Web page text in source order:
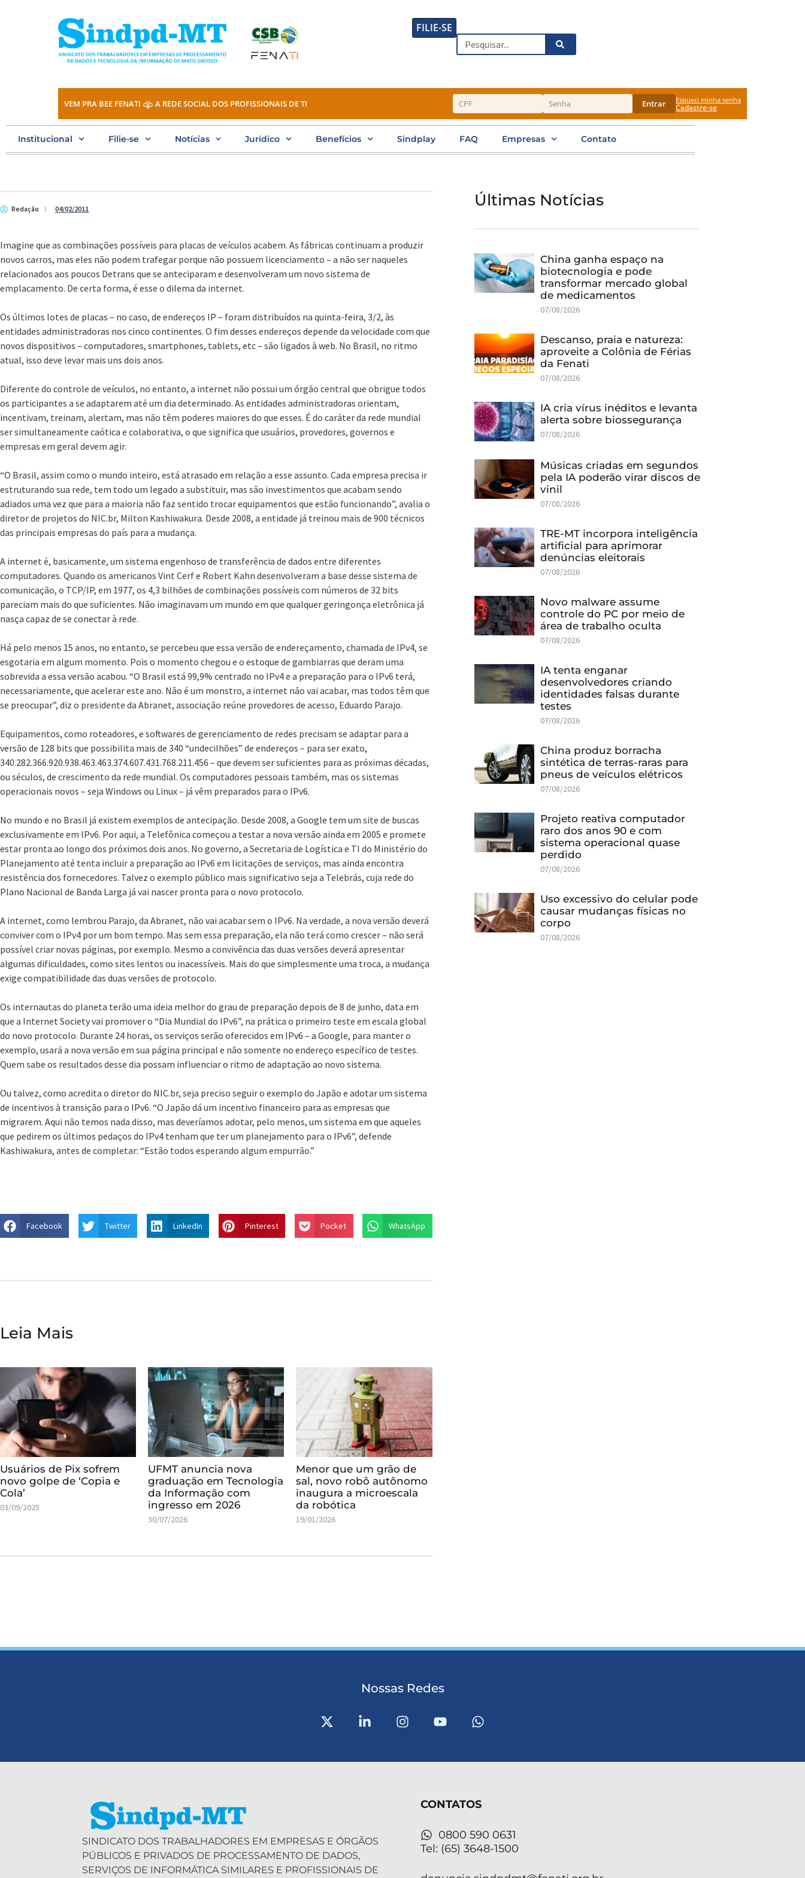
FILIE-SE
Search
VEM PRA BEE FENATI A REDE SOCIAL DOS PROFISSIONAIS DE TI Entrar Esqueci minha senha
Cadastre-se
Institucional Filie-se Notícias Jurídico Benefícios Sindplay FAQ Empresas Contato
Redação 04/02/2011
Imagine que as combinações possíveis para placas de veículos acabem. As fábricas continuam a produzir
novos carros, mas eles não podem trafegar porque não possuem licenciamento – a não ser naqueles
relacionados aos poucos Detrans que se anteciparam e desenvolveram um novo sistema de
emplacamento. De certa forma, é esse o dilema da internet.
Os últimos lotes de placas – no caso, de endereços IP – foram distribuídos na quinta-feira, 3/2, às
entidades administradoras nos cinco continentes. O fim desses endereços depende da velocidade com que
novos dispositivos – computadores, smartphones, tablets, etc – são ligados à web. No Brasil, no ritmo
atual, isso deve levar mais uns dois anos.
Diferente do controle de veículos, no entanto, a internet não possui um órgão central que obrigue todos
os participantes a se adaptarem até um dia determinado. As entidades administradoras orientam,
incentivam, treinam, alertam, mas não têm poderes maiores do que esses. É do caráter da rede mundial
ser simultaneamente caótica e colaborativa, o que significa que usuários, provedores, governos e
empresas em geral devem agir.
“O Brasil, assim como o mundo inteiro, está atrasado em relação a esse assunto. Cada empresa precisa ir
estruturando sua rede, tem todo um legado a substituir, mas são investimentos que acabam sendo
adiados uma vez que para a maioria não faz sentido trocar equipamentos que estão funcionando”, avalia o
diretor de projetos do NIC.br, Milton Kashiwakura. Desde 2008, a entidade já treinou mais de 900 técnicos
das principais empresas do país para a mudança.
A internet é, basicamente, um sistema engenhoso de transferência de dados entre diferentes
computadores. Quando os americanos Vint Cerf e Robert Kahn desenvolveram a base desse sistema de
comunicação, o TCP/IP, em 1977, os 4,3 bilhões de combinações possíveis com números de 32 bits
pareciam mais do que suficientes. Não imaginavam um mundo em que qualquer geringonça eletrônica já
nasça capaz de se conectar à rede.
Há pelo menos 15 anos, no entanto, se percebeu que essa versão de endereçamento, chamada de IPv4, se
esgotaria em algum momento. Pois o momento chegou e o estoque de gambiarras que deram uma
sobrevida a essa versão acabou. “O Brasil está 99,9% centrado no IPv4 e a preparação para o IPv6 terá,
necessariamente, que acelerar este ano. Não é um monstro, a internet não vai acabar, mas todos têm que
se preocupar”, diz o presidente da Abranet, associação reúne provedores de acesso, Eduardo Parajo.
Equipamentos, como roteadores, e softwares de gerenciamento de redes precisam se adaptar para a
versão de 128 bits que possibilita mais de 340 “undecilhões” de endereços – para ser exato,
340.282.366.920.938.463.463.374.607.431.768.211.456 – que devem ser suficientes para as próximas décadas,
ou séculos, de crescimento da rede mundial. Os computadores pessoais também, mas os sistemas
operacionais novos – seja Windows ou Linux – já vêm preparados para o IPv6.
No mundo e no Brasil já existem exemplos de antecipação. Desde 2008, a Google tem um site de buscas
exclusivamente em IPv6. Por aqui, a Telefônica começou a testar a nova versão ainda em 2005 e promete
estar pronta ao longo dos próximos dois anos. No governo, a Secretaria de Logística e TI do Ministério do
Planejamento até tenta incluir a preparação ao IPv6 em licitações de serviços, mas ainda encontra
resistência dos fornecedores. Talvez o exemplo público mais significativo seja a Telebrás, cuja rede do
Plano Nacional de Banda Larga já vai nascer pronta para o novo protocolo.
A internet, como lembrou Parajo, da Abranet, não vai acabar sem o IPv6. Na verdade, a nova versão deverá
conviver com o IPv4 por um bom tempo. Mas sem essa preparação, ela não terá como crescer – não será
possível criar novas páginas, por exemplo. Mesmo a convivência das duas versões deverá apresentar
algumas dificuldades, como sites lentos ou inacessíveis. Mais do que simplesmente uma troca, a mudança
exige compatibilidade das duas versões de protocolo.
Os internautas do planeta terão uma ideia melhor do grau de preparação depois de 8 de junho, data em
que a Internet Society vai promover o “Dia Mundial do IPv6”, na prática o primeiro teste em escala global
do novo protocolo. Durante 24 horas, os serviços serão oferecidos em IPv6 – a Google, para manter o
exemplo, usará a nova versão em sua página principal e não somente no endereço específico de testes.
Quem sabe os resultados desse dia possam influenciar o ritmo de adaptação ao novo sistema.
Ou talvez, como acredita o diretor do NIC.br, seja preciso seguir o exemplo do Japão e adotar um sistema
de incentivos à transição para o IPv6. “O Japão dá um incentivo financeiro para as empresas que
migrarem. Aqui não temos nada disso, mas deveríamos adotar, pelo menos, um sistema em que aqueles
que pedirem os últimos pedaços do IPv4 tenham que ter um planejamento para o IPv6”, defende
Kashiwakura, antes de completar: “Estão todos esperando algum empurrão.”
Facebook Twitter LinkedIn Pinterest Pocket WhatsApp
Leia Mais
Usuários de Pix sofrem
novo golpe de ‘Copia e
Cola’
03/09/2025
UFMT anuncia nova
graduação em Tecnologia
da Informação com
ingresso em 2026
30/07/2026
Menor que um grão de
sal, novo robô autônomo
inaugura a microescala
da robótica
19/01/2026
Últimas Notícias
China ganha espaço na
biotecnologia e pode
transformar mercado global
de medicamentos
07/08/2026
Descanso, praia e natureza:
aproveite a Colônia de Férias
da Fenati
07/08/2026
IA cria vírus inéditos e levanta
alerta sobre biossegurança
07/08/2026
Músicas criadas em segundos
pela IA poderão virar discos de
vinil
07/08/2026
TRE-MT incorpora inteligência
artificial para aprimorar
denúncias eleitorais
07/08/2026
Novo malware assume
controle do PC por meio de
área de trabalho oculta
07/08/2026
IA tenta enganar
desenvolvedores criando
identidades falsas durante
testes
07/08/2026
China produz borracha
sintética de terras-raras para
pneus de veículos elétricos
07/08/2026
Projeto reativa computador
raro dos anos 90 e com
sistema operacional quase
perdido
07/08/2026
Uso excessivo do celular pode
causar mudanças físicas no
corpo
07/08/2026
Nossas Redes
X
-
L
i
i
n
I
n
Y
o
e
W
h
p
p
SINDICATO DOS TRABALHADORES EM EMPRESAS E ÓRGÃOS
PÚBLICOS E PRIVADOS DE PROCESSAMENTO DE DADOS,
SERVIÇOS DE INFORMÁTICA SIMILARES E PROFISSIONAIS DE
CONTATOS
0800 590 0631
Tel: (65) 3648-1500